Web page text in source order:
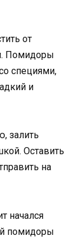
от
Помидоры
специями,
и
залить
Оставить
на
начался
помидоры